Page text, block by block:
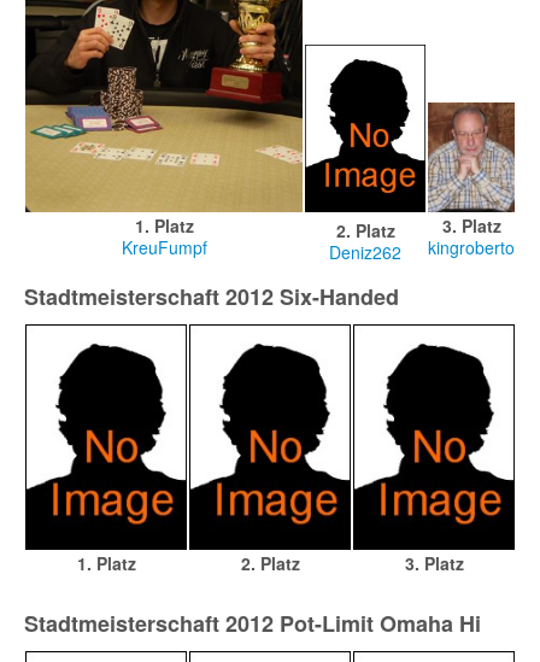
1. Platz
KreuFumpf
2. Platz
Deniz262
3. Platz
kingroberto
Stadtmeisterschaft 2012 Six-Handed
1. Platz 2. Platz 3. Platz
Stadtmeisterschaft 2012 Pot-Limit Omaha Hi